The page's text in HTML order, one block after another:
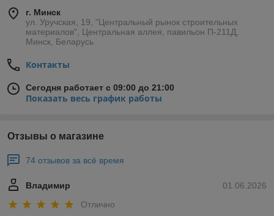
Следите за нашими новостями:
Присоединяйтесь к нам в Facebook:
https://www.facebook.com/belprofil
Instagram:https://instagram.com/belprofil.by?
igshid=195mcojxshd6a
г. Минск
ул. Уручская, 19, "Центральный рынок строительных
материалов", Центральная аллея, павильон П-211Д,
Минск, Беларусь
Контакты
Сегодня работает с 09:00 до 21:00
Показать весь график работы
Отзывы о магазине
74 отзывов за всё время
01.06.2026
Владимир
Отлично